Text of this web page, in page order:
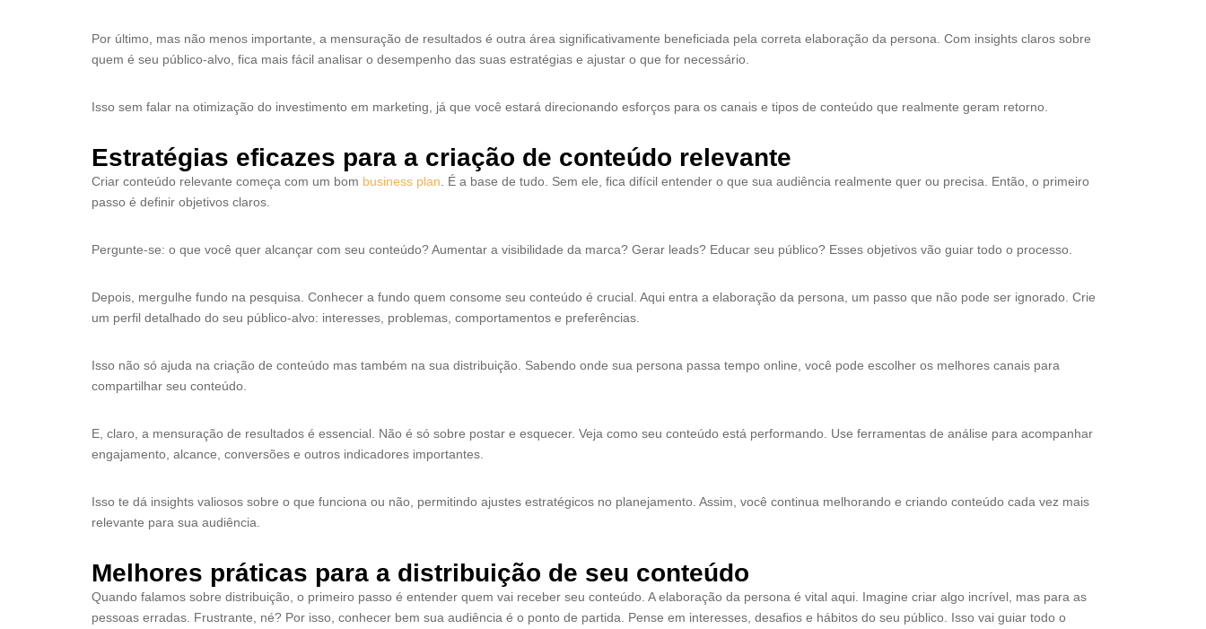
Por último, mas não menos importante, a mensuração de resultados é outra área significativamente beneficiada pela correta elaboração da persona. Com insights claros sobre
quem é seu público-alvo, fica mais fácil analisar o desempenho das suas estratégias e ajustar o que for necessário.
Isso sem falar na otimização do investimento em marketing, já que você estará direcionando esforços para os canais e tipos de conteúdo que realmente geram retorno.
Estratégias eficazes para a criação de conteúdo relevante
Criar conteúdo relevante começa com um bom business plan . É a base de tudo. Sem ele, fica difícil entender o que sua audiência realmente quer ou precisa. Então, o primeiro
passo é definir objetivos claros.
Pergunte-se: o que você quer alcançar com seu conteúdo? Aumentar a visibilidade da marca? Gerar leads? Educar seu público? Esses objetivos vão guiar todo o processo.
Depois, mergulhe fundo na pesquisa. Conhecer a fundo quem consome seu conteúdo é crucial. Aqui entra a elaboração da persona, um passo que não pode ser ignorado. Crie
um perfil detalhado do seu público-alvo: interesses, problemas, comportamentos e preferências.
Isso não só ajuda na criação de conteúdo mas também na sua distribuição. Sabendo onde sua persona passa tempo online, você pode escolher os melhores canais para
compartilhar seu conteúdo.
E, claro, a mensuração de resultados é essencial. Não é só sobre postar e esquecer. Veja como seu conteúdo está performando. Use ferramentas de análise para acompanhar
engajamento, alcance, conversões e outros indicadores importantes.
Isso te dá insights valiosos sobre o que funciona ou não, permitindo ajustes estratégicos no planejamento. Assim, você continua melhorando e criando conteúdo cada vez mais
relevante para sua audiência.
Melhores práticas para a distribuição de seu conteúdo
Quando falamos sobre distribuição, o primeiro passo é entender quem vai receber seu conteúdo. A elaboração da persona é vital aqui. Imagine criar algo incrível, mas para as
pessoas erradas. Frustrante, né? Por isso, conhecer bem sua audiência é o ponto de partida. Pense em interesses, desafios e hábitos do seu público. Isso vai guiar todo o